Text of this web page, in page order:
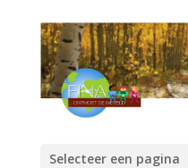
Selecteer een pagina